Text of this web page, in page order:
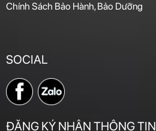
Chính Sách Bảo Hành, Bảo Dưỡng
SOCIAL
ĐĂNG KÝ NHẬN THÔNG TIN